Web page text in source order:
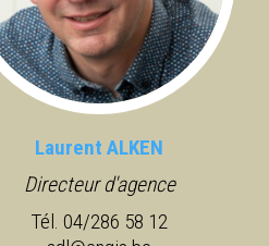
Laurent ALKEN
Directeur d'agence
Tél. 04/286 58 12